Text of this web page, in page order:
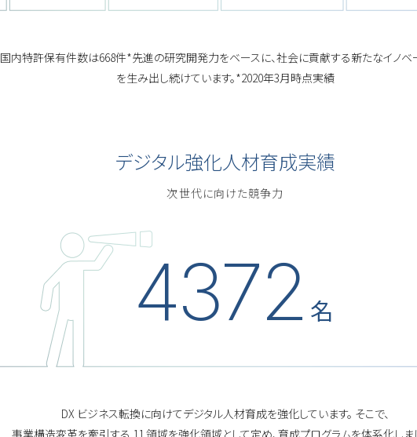
国内特許保有件数は668件*先進の研究開発力をベースに、社会に貢献する新たなイノベ
を生み出し続けています。*2020年3月時点実績
デジタル強化人材育成実績
次世代に向けた競争力
4372 名
DX ビジネス転換に向けてデジタル人材育成を強化しています。 そこで、
事業構造変革を牽引する 11 領域を強化領域として定め、育成プログラムを体系化しま